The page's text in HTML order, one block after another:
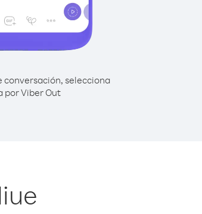
conversación, selecciona
por Viber Out